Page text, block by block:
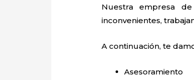
Nuestra empresa de
inconvenientes,
A continuación, te
Asesoramiento